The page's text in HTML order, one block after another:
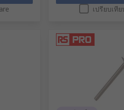
เปรียบเที